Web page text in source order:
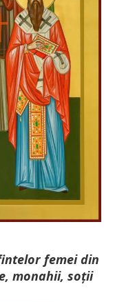
femei din
monahii, soții